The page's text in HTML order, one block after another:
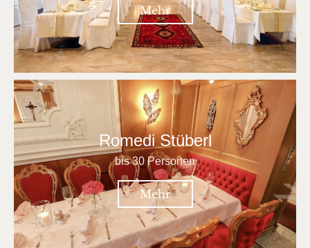
Mehr
Romedi Stüberl
bis 30 Personen
Mehr